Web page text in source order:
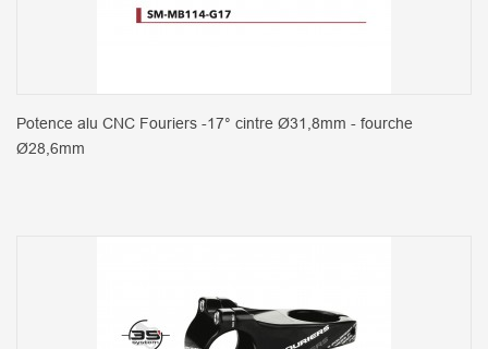
Potence alu CNC Fouriers -17° cintre Ø31,8mm - fourche
Ø28,6mm